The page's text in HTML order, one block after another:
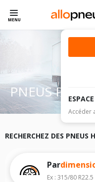
MENU
ESPACE
Accéder
PNEUS
RECHERCHEZ DES PNEUS
Par
Ex : 315/80 R22.5